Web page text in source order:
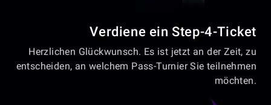
Verdiene ein Step-4-Ticket
Herzlichen Glückwunsch. Es ist jetzt an der Zeit, zu
entscheiden, an welchem Pass-Turnier Sie teilnehmen
möchten.